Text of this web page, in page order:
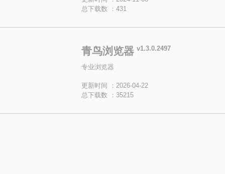
总下载数 ：431
青鸟浏览器 v1.3.0.2497
专业浏览器
更新时间 ：2026-04-22
总下载数 ：35215